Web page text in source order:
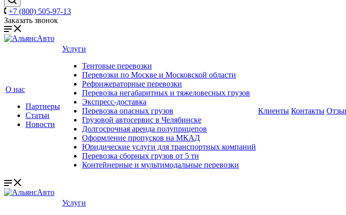
+7 (800) 505-97-13
Заказать звонок
О нас
Партнеры
Статьи
Новости
Услуги
Тентовые перевозки
Перевозки по Москве и Московской области
Рефрижераторные перевозки
Перевозка негабаритных и тяжеловесных грузов
Экспресс-доставка
Перевозка опасных грузов
Грузовой автосервис в Челябинске
Долгосрочная аренда полуприцепов
Оформление пропусков на МКАД
Юридические услуги для транспортных компаний
Перевозка сборных грузов от 5 тн
Контейнерные и мультимодальные перевозки
Клиенты Контакты
Услуги